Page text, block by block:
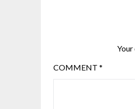
Your
COMMENT *